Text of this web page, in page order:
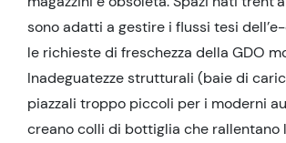
sono adatti a gestire i flussi tesi
le richieste di freschezza della GDO
Inadeguatezze strutturali (baie di
piazzali troppo piccoli per i moderni
creano colli di bottiglia che rallentano